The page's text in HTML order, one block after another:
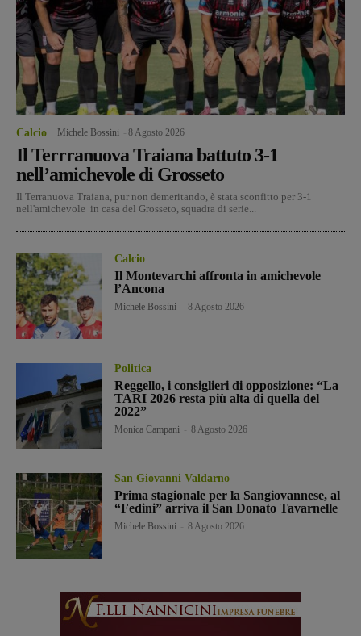
Calcio Michele Bossini 8 Agosto 2026
Il Terrranuova Traiana battuto 3-1
nell’amichevole di Grosseto
Il Terranuova Traiana, pur non demeritando, è stata sconfitto per 3-1
nell'amichevole in casa del Grosseto, squadra di serie...
Calcio
Il Montevarchi affronta in amichevole
l’Ancona
Michele Bossini 8 Agosto 2026
Politica
Reggello, i consiglieri di opposizione: “La
TARI 2026 resta più alta di quella del
2022”
Monica Campani 8 Agosto 2026
San Giovanni Valdarno
Prima stagionale per la Sangiovannese, al
“Fedini” arriva il San Donato Tavarnelle
Michele Bossini 8 Agosto 2026